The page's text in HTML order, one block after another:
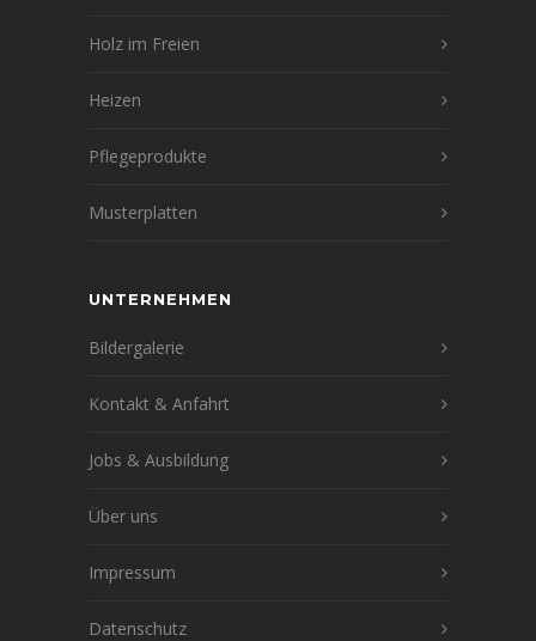
Holz im Freien
Heizen
Pflegeprodukte
Musterplatten
UNTERNEHMEN
Bildergalerie
Kontakt & Anfahrt
Jobs & Ausbildung
Über uns
Impressum
Datenschutz